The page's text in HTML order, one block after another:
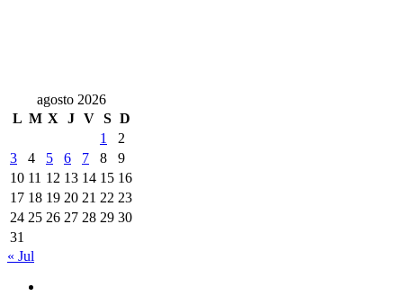
agosto 2026
L M X J V S D
1
2
3
4 5 6 7 8
9
10 11 12 13 14 15 16
17 18 19 20 21 22 23
24 25 26 27 28 29 30
31
« Jul